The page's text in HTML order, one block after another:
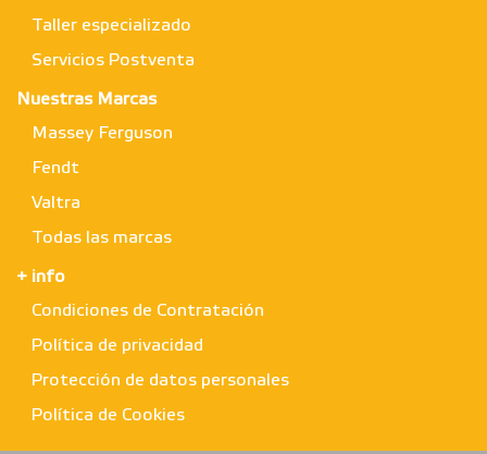
Taller especializado
Servicios Postventa
Nuestras Marcas
Massey Ferguson
Fendt
Valtra
Todas las marcas
+ info
Condiciones de Contratación
Política de privacidad
Protección de datos personales
Política de Cookies